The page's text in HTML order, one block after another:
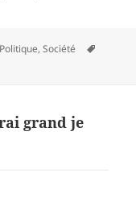
Politique,Société
grand je